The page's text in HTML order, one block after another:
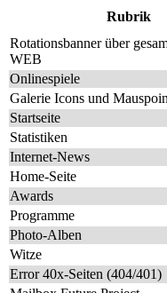
Rubrik
Rotationsbanner über
WEB
Onlinespiele
Galerie Icons und
Startseite
Statistiken
Internet-News
Home-Seite
Awards
Programme
Photo-Alben
Witze
Error 40x-Seiten (404/401)